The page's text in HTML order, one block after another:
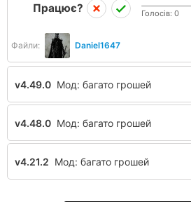
Файли: Daniel1647
Працює? Голосів: 0
v4.49.0 Мод: багато грошей
v4.48.0 Мод: багато грошей
v4.21.2 Мод: багато грошей